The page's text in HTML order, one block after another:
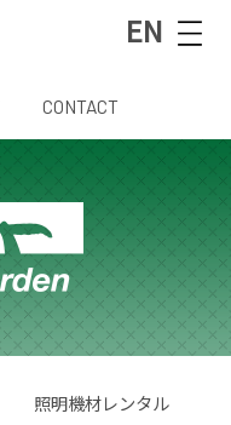
EN
CONTACT
照明機材レンタル